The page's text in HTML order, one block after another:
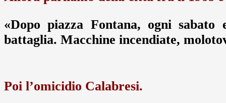
«Dopo piazza Fontana, ogni
battaglia. Macchine incendiate,
Poi l’omicidio Calabresi.